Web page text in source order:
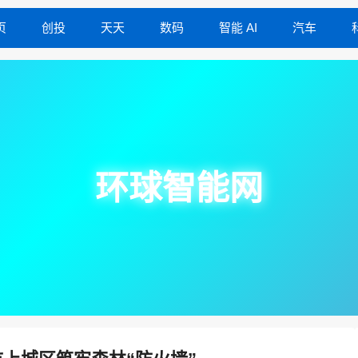
创投 天天 数码 智能 AI 汽车
环球智能网